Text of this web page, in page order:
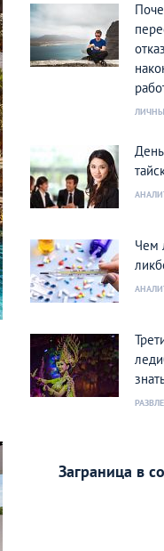
Чем
Заграница в